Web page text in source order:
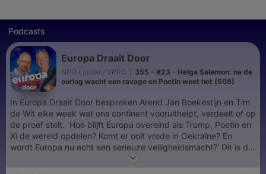
Podcasts
Europa Draait Door
NPO Luister / VPRO
355 - #23 - Helga Salemon: na de
oorlog wacht een ravage en Poetin weet het (S08)
In Europa Draait Door bespreken Arend Jan Boekestijn en Tim
de Wit elke week wat ons continent vooruithelpt, verdeelt of op
de proef stelt. Hoe blijft Europa overeind als Trump, Poetin en
Xi de wereld opdelen? Komt er ooit vrede in Oekraïne? En
wordt Europa nu echt een serieuze veiligheidsmacht?’ Dit is dé
podcast voor iedereen die Europa wil begrijpen — in een tijd